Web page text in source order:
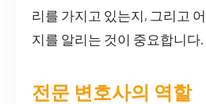
리를 가지고 있는지, 그리고
지를 알리는 것이 중요합니다.
전문 변호사의 역할